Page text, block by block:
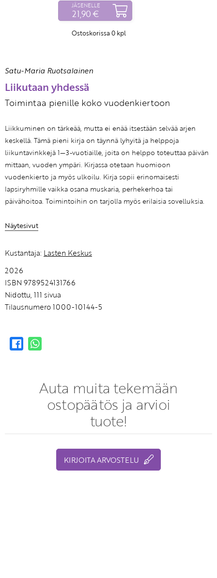
JÄSENELLE
21,90 €
Ostoskorissa 0 kpl
Satu-Maria Ruotsalainen
Liikutaan yhdessä
Toimintaa pienille koko vuodenkiertoon
Liikkuminen on tärkeää, mutta ei enää itsestään selvää arjen
keskellä. Tämä pieni kirja on täynnä lyhyitä ja helppoja
liikuntavinkkejä 1—3-vuotiaille, joita on helppo toteuttaa päivän
mittaan, vuoden ympäri. Kirjassa otetaan huomioon
vuodenkierto ja myös ulkoilu. Kirja sopii erinomaisesti
lapsiryhmille vaikka osana muskaria, perhekerhoa tai
päivähoitoa. Toimintoihin on tarjolla myös erilaisia sovelluksia.
Näytesivut
Kustantaja: Lasten Keskus
2026
ISBN 9789524131766
Nidottu, 111 sivua
Tilausnumero 1000-10144-5
Auta muita tekemään
ostopäätös ja arvioi
tuote!
KIRJOITA ARVOSTELU